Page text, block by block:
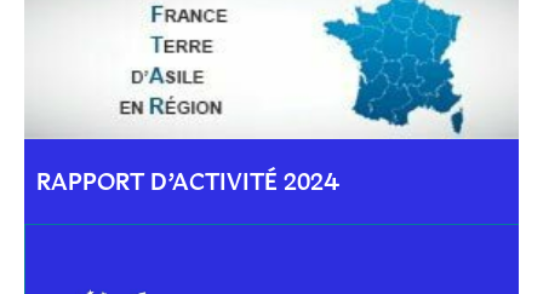
RAPPORT D’ACTIVITÉ 2024